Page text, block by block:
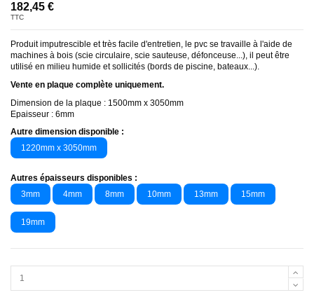
182,45 €
TTC
Produit imputrescible et très facile d'entretien, le pvc se travaille à l'aide de
machines à bois (scie circulaire, scie sauteuse, défonceuse...), il peut être
utilisé en milieu humide et sollicités (bords de piscine, bateaux...).
Vente en plaque complète uniquement.
Dimension de la plaque : 1500mm x 3050mm
Epaisseur : 6mm
Autre dimension disponible :
1220mm x 3050mm
Autres épaisseurs disponibles :
3mm
4mm 8mm 10mm 13mm 15mm
19mm